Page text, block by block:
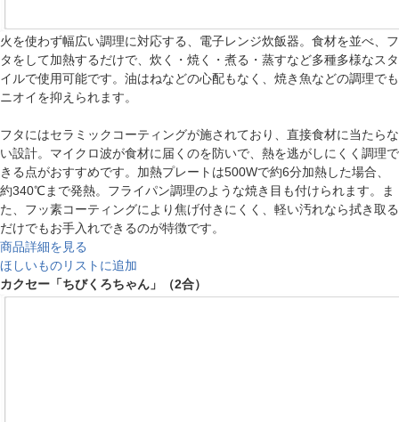
火を使わず幅広い調理に対応する、電子レンジ炊飯器。食材を並べ、フ
タをして加熱するだけで、炊く・焼く・煮る・蒸すなど多種多様なスタ
イルで使用可能です。油はねなどの心配もなく、焼き魚などの調理でも
ニオイを抑えられます。
フタにはセラミックコーティングが施されており、直接食材に当たらな
い設計。マイクロ波が食材に届くのを防いで、熱を逃がしにくく調理で
きる点がおすすめです。加熱プレートは500Wで約6分加熱した場合、
約340℃まで発熱。フライパン調理のような焼き目も付けられます。ま
た、フッ素コーティングにより焦げ付きにくく、軽い汚れなら拭き取る
だけでもお手入れできるのが特徴です。
商品詳細を見る
ほしいものリストに追加
カクセー「ちびくろちゃん」（2合）